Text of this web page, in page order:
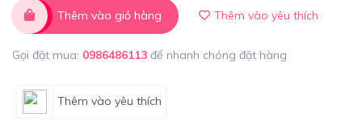
Thêm vào giỏ hàng Thêm vào yêu thích
Gọi đặt mua: 0986486113 để nhanh chóng đặt hàng
Thêm vào yêu thích